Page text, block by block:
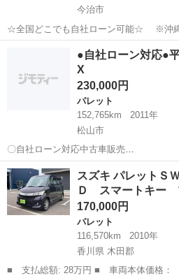
今治市
☆全国どこでも自社ローン可能☆ ※沖縄、
破産、債務整理の経験あり… 転職した
パレット オトロン
●自社ローン対応●
X 愛
230,000円
パレット
152,765km
2011年
松山市
〇自社ローン対応中古車販売
〇 ☆どなたで
ーン対応可能☆ １、勤続年数の
２、パートをされる主婦の方や派遣社員
愛媛 松山市 パレット 車両
スズキ パレット
Ｄ スマートキー
170,000円
パレット
116,570km
2010年
香川県 木田郡
■ 支払総額: 28万円 ■ 車両本体価格： 170,000 円 ■ メーカー